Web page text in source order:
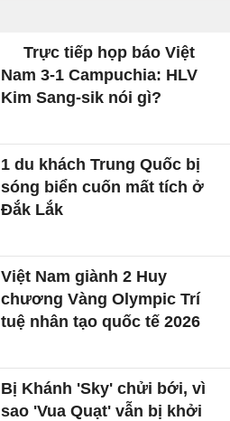
Trực tiếp họp báo Việt
Nam 3-1 Campuchia: HLV
Kim Sang-sik nói gì?
1 du khách Trung Quốc bị
sóng biển cuốn mất tích ở
Đắk Lắk
Việt Nam giành 2 Huy
chương Vàng Olympic Trí
tuệ nhân tạo quốc tế 2026
Bị Khánh 'Sky' chửi bới, vì
sao 'Vua Quạt' vẫn bị khởi